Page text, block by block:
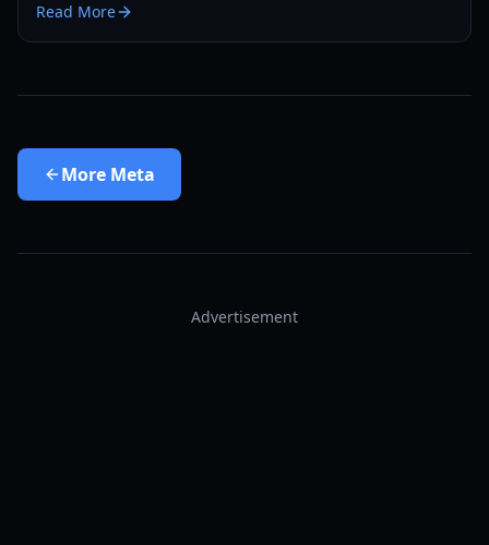
Meta-Verschiebungen im Jahr 2026.
Read More
More Meta
Advertisement